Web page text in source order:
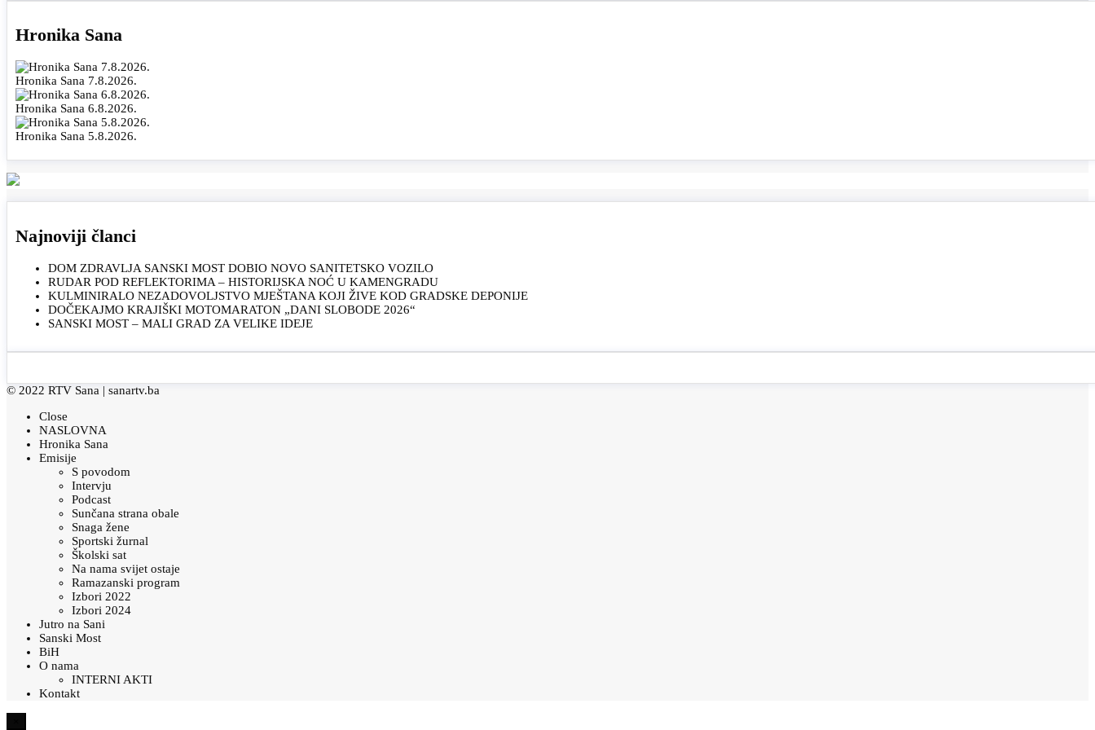
Hronika Sana
Hronika Sana 7.8.2026.
Hronika Sana 6.8.2026.
Hronika Sana 5.8.2026.
Najnoviji članci
DOM ZDRAVLJA SANSKI MOST DOBIO NOVO SANITETSKO VOZILO
RUDAR POD REFLEKTORIMA – HISTORIJSKA NOĆ U KAMENGRADU
KULMINIRALO NEZADOVOLJSTVO MJEŠTANA KOJI ŽIVE KOD GRADSKE DEPONIJE
DOČEKAJMO KRAJIŠKI MOTOMARATON „DANI SLOBODE 2026“
SANSKI MOST – MALI GRAD ZA VELIKE IDEJE
© 2022 RTV Sana | sanartv.ba
Close
NASLOVNA
Hronika Sana
Emisije
S povodom
Intervju
Podcast
Sunčana strana obale
Snaga žene
Sportski žurnal
Školski sat
Na nama svijet ostaje
Ramazanski program
Izbori 2022
Izbori 2024
Jutro na Sani
Sanski Most
BiH
O nama
INTERNI AKTI
Kontakt